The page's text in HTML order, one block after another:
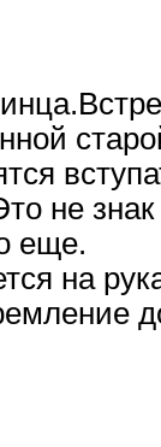
не
еще.
на